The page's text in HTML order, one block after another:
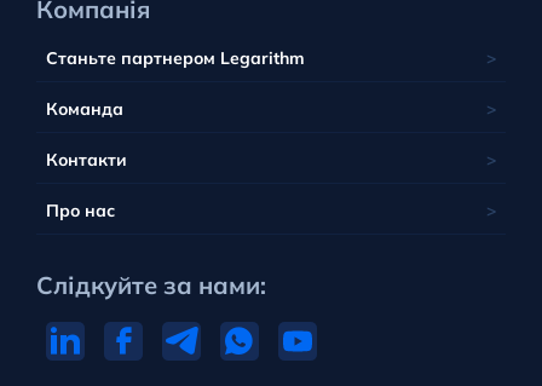
Компанія
Станьте партнером Legarithm
Команда
Контакти
Про нас
Слідкуйте за нами: